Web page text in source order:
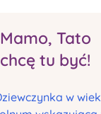
Mamo, Tato
chcę tu być!